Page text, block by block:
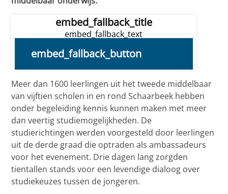
embed_fallback_title
embed_fallback_text
embed_fallback_button
Meer dan 1600 leerlingen uit het tweede middelbaar
van vijftien scholen in en rond Schaarbeek hebben
onder begeleiding kennis kunnen maken met meer
dan veertig studiemogelijkheden. De
studierichtingen werden voorgesteld door leerlingen
uit de derde graad die optraden als ambassadeurs
voor het evenement. Drie dagen lang zorgden
tientallen stands voor een levendige dialoog over
studiekeuzes tussen de jongeren.